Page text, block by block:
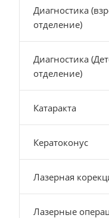
Диагностика
отделение)
Диагностика
отделение)
Катаракта
Кератоконус
Лазерная
Лазерные